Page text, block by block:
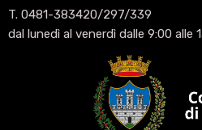
T. 0481-383420/297/339
dal lunedì al venerdì dalle 9:00 alle